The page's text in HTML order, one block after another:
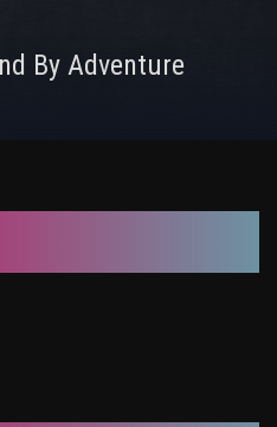
By Adventure